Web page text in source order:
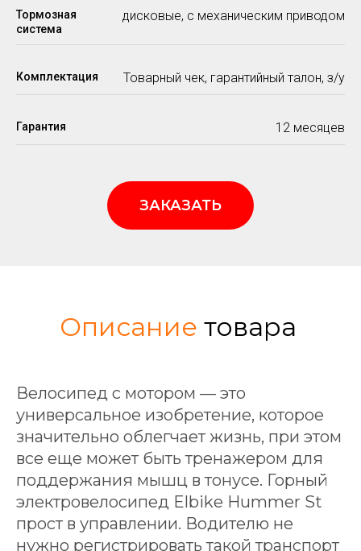
Тормозная
система
дисковые, с механическим приводом
Комплектация Товарный чек, гарантийный талон, з/у
Гарантия 12 месяцев
ЗАКАЗАТЬ
Описание товара
Велосипед с мотором — это
универсальное изобретение, которое
значительно облегчает жизнь, при этом
все еще может быть тренажером для
поддержания мышц в тонусе. Горный
электровелосипед Elbike Hummer St
прост в управлении. Водителю не
нужно регистрировать такой транспорт